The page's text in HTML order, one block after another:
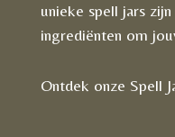
unieke spell jars
ingrediënten om
Ontdek onze Spell